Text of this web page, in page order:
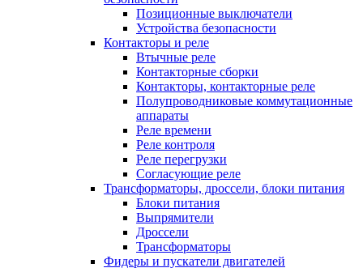
Позиционные выключатели
Устройства безопасности
Контакторы и реле
Втычные реле
Контакторные сборки
Контакторы, контакторные реле
Полупроводниковые коммутационные
аппараты
Реле времени
Реле контроля
Реле перегрузки
Согласующие реле
Трансформаторы, дроссели, блоки питания
Блоки питания
Выпрямители
Дроссели
Трансформаторы
Фидеры и пускатели двигателей